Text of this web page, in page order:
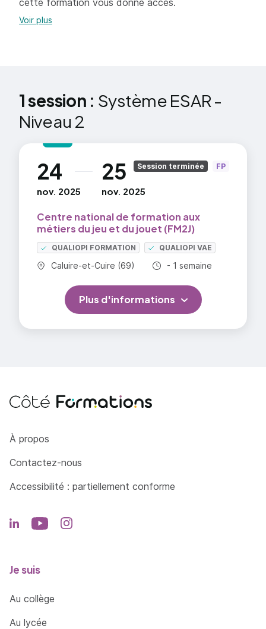
motrices
Analyses de jeux et jouets à partir des
Les fondements théoriques des facettes D
et E du système ESAR :
Analyse de jeux et jouets à partir des
facettes D et E
Analyse des jeux et jouets dans une
approche psychosociale
=> En savoir plus
cette formation vous donne accès.
Voir plus
1 session : Système ESAR -
Niveau 2
24
nov. 2025
au 25
nov. 2025
Centre national de formation aux
métiers du jeu et du jouet (FM2J)
QUALIOPI FORMATION QUALIOPI VAE
Commune :
Caluire-et-Cuire (69) Durée totale :
- 1 semaine
Session terminée FP
Plus d'informations
Côté Formations
À propos
Contactez-nous
Accessibilité : partiellement conforme
Je suis
Au collège
Au lycée